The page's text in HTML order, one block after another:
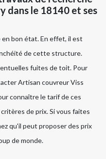
dans le 18140 et ses
bon état. En effet, il est
de cette structure.
fuites de toit. Pour
Artisan couvreur Viss
connaître le tarif de ces
de prix. Si vous faites
qu'il peut proposer des prix
de monde.